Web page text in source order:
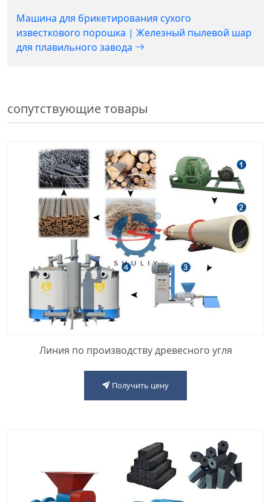
Машина для брикетирования сухого
известкового порошка | Железный пылевой шар
для плавильного завода
сопутствующие товары
Линия по производству древесного угля
Получить цену